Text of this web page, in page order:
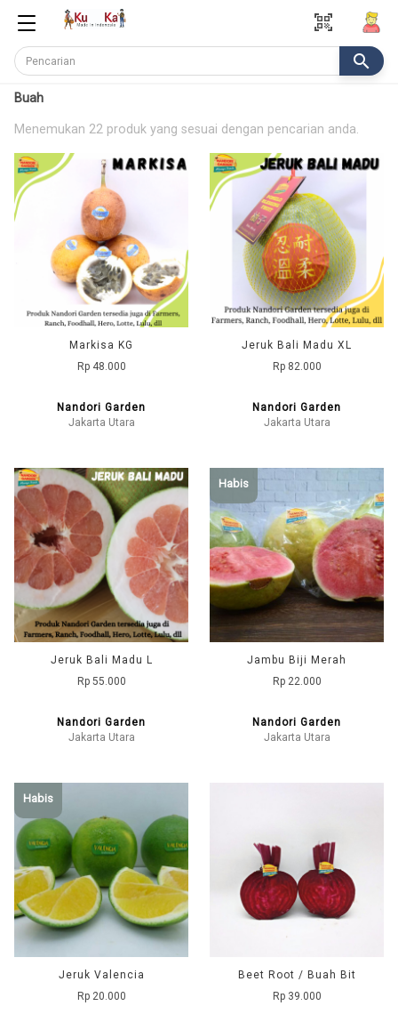
qr_code_scanner
search
Buah
Menemukan 22 produk yang sesuai dengan pencarian anda.
Markisa KG
Rp 48.000
Nandori Garden
Jakarta Utara
Jeruk Bali Madu XL
Rp 82.000
Nandori Garden
Jakarta Utara
Jeruk Bali Madu L
Rp 55.000
Nandori Garden
Jakarta Utara
Habis
Jambu Biji Merah
Rp 22.000
Nandori Garden
Jakarta Utara
Habis
Jeruk Valencia
Rp 20.000
Beet Root / Buah Bit
Rp 39.000